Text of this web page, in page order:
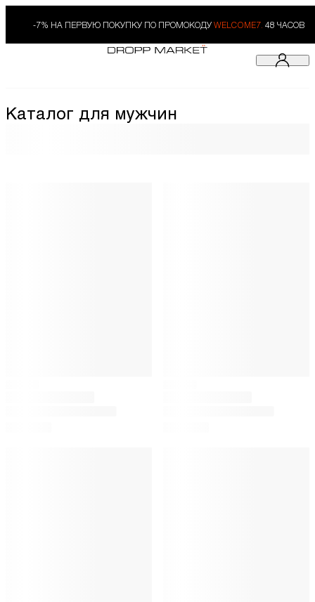
-7% НА ПЕРВУЮ ПОКУПКУ ПО ПРОМОКОДУ WELCOME7. 48 ЧАСОВ
Каталог для мужчин